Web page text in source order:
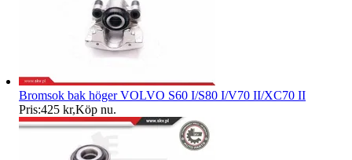
Bromsok bak höger VOLVO S60 I/S80 I/V70 II/XC70 II
Pris:425 kr,Köp nu.